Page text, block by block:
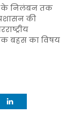
के निलंबन तक
की
बहस का विषय